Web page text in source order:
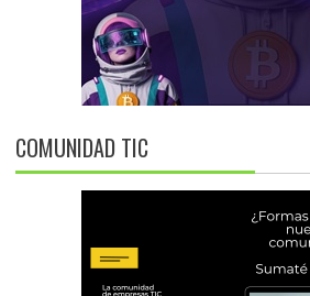
COMUNIDAD TIC